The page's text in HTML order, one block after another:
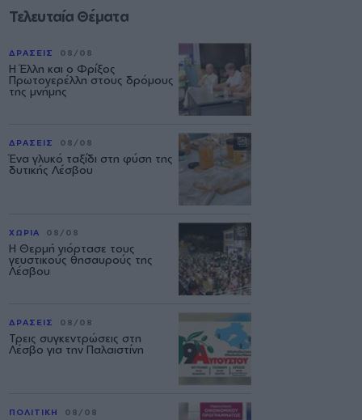
Τελευταία Θέματα
ΔΡΑΣΕΙΣ 08/08
Η Έλλη και ο Φρίξος
Πρωτογερέλλη στους δρόμους
της μνήμης
ΔΡΑΣΕΙΣ 08/08
Ένα γλυκό ταξίδι στη φύση της
δυτικής Λέσβου
ΧΩΡΙΑ 08/08
Η Θερμή γιόρτασε τους
γευστικούς θησαυρούς της
Λέσβου
ΔΡΑΣΕΙΣ 08/08
Τρεις συγκεντρώσεις στη
Λέσβο για την Παλαιστίνη
ΠΟΛΙΤΙΚΗ 08/08